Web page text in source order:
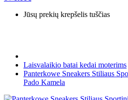
Jūsų prekių krepšelis tuščias
Laisvalaikio batai kedai moterims
Panterkowe Sneakers Stiliaus
Pado Kamela